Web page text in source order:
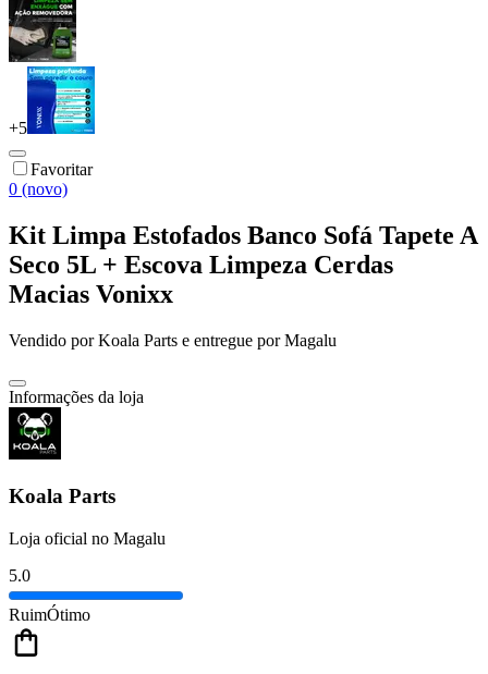
+5
Favoritar
0 (novo)
Kit Limpa Estofados Banco Sofá Tapete A
Seco 5L + Escova Limpeza Cerdas
Macias Vonixx
Vendido porKoala Parts e entregue por Magalu
Informações da loja
Koala Parts
Loja oficial no Magalu
5.0
RuimÓtimo